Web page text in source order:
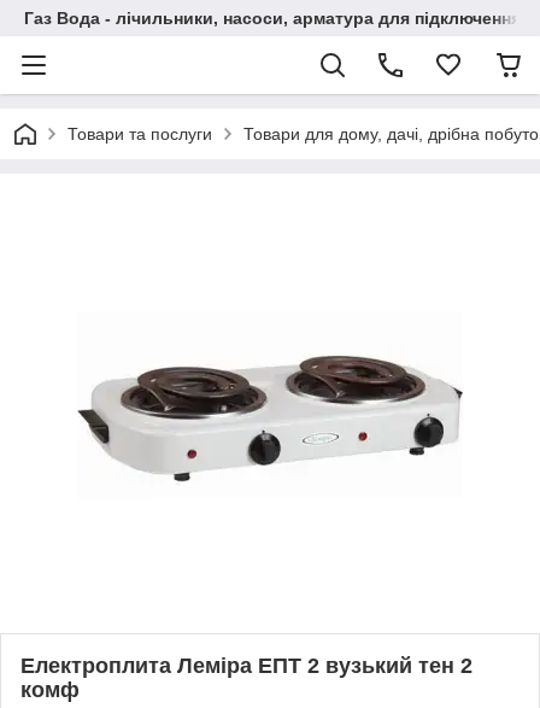
Газ Вода - лічильники, насоси, арматура для підключення,
Товари та послуги Товари для дому, дачі, дрібна
Електроплита Леміра ЕПТ 2 вузький тен 2
комф